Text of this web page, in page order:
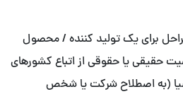
برای یک تولید کننده / محصول
حقیقی یا حقوقی از اتباع کشورهای
(به اصطلاح شرکت یا شخص